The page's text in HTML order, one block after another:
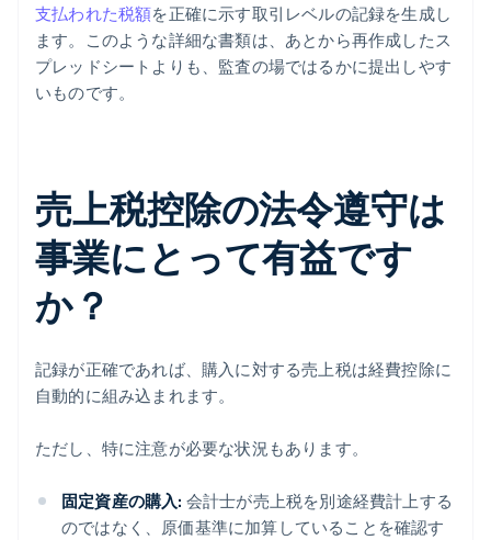
支払われた税額を正確に示す取引レベルの記録を生成し
ます。このような詳細な書類は、あとから再作成したス
プレッドシートよりも、監査の場ではるかに提出しやす
いものです。
売上税控除の法令遵守は
事業にとって有益です
か？
記録が正確であれば、購入に対する売上税は経費控除に
自動的に組み込まれます。
ただし、特に注意が必要な状況もあります。
固定資産の購入: 会計士が売上税を別途経費計上する
のではなく、原価基準に加算していることを確認す